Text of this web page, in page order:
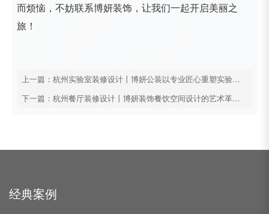
而烦恼，不妨联系博妍装饰，让我们一起开启美丽之
旅！
上一篇：杭州实验室装修设计丨博妍公装以专业匠心重塑实验室空间，赋能科研创新新生态
下一篇：杭州餐厅装修设计丨博妍装饰餐饮空间设计的艺术革新者，打造流量与口碑双赢的餐饮美学
经典案例